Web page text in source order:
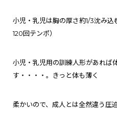
小児・乳児は胸の厚さ約1/3沈み
120回テンポ）
小児・乳児用の訓練人形があれば
す・・・・。きっと体も薄く
柔かいので、成人とは全然違う圧